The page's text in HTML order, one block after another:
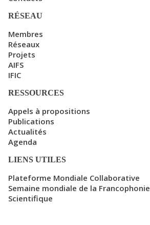
RÉSEAU
Membres
Réseaux
Projets
AIFS
IFIC
RESSOURCES
Appels à propositions
Publications
Actualités
Agenda
LIENS UTILES
Plateforme Mondiale Collaborative
Semaine mondiale de la Francophonie
Scientifique